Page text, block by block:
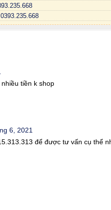
tiền k shop
6, 2021
để được tư vấn cụ thể